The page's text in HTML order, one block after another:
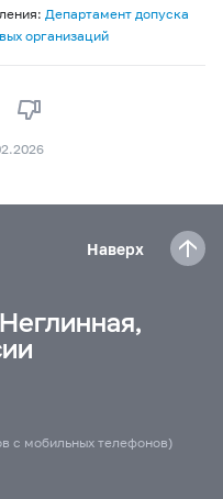
Департамент допуска
организаций
Наверх
с мобильных телефонов)